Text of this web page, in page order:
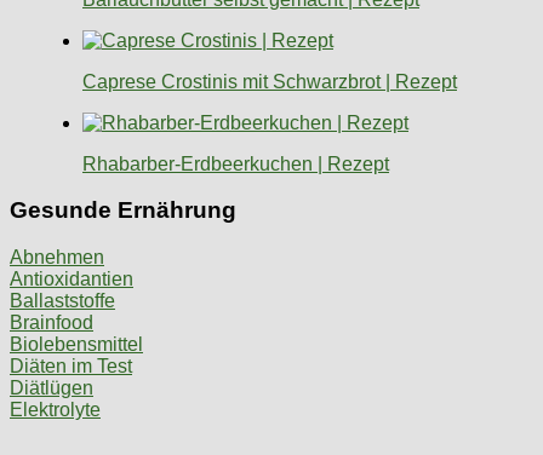
Caprese Crostinis mit Schwarzbrot | Rezept
Rhabarber-Erdbeerkuchen | Rezept
Gesunde Ernährung
Abnehmen
Antioxidantien
Ballaststoffe
Brainfood
Biolebensmittel
Diäten im Test
Diätlügen
Elektrolyte